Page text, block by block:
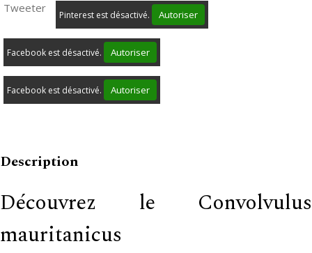
Tweeter
Pinterest est désactivé. Autoriser
Facebook est désactivé. Autoriser
Facebook est désactivé. Autoriser
Description
Découvrez le Convolvulus
mauritanicus